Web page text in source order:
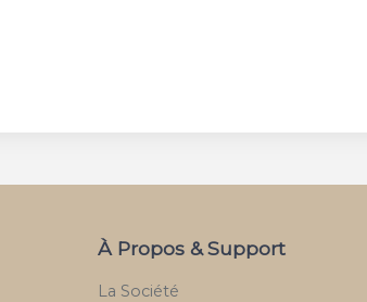
À Propos & Support
La Société